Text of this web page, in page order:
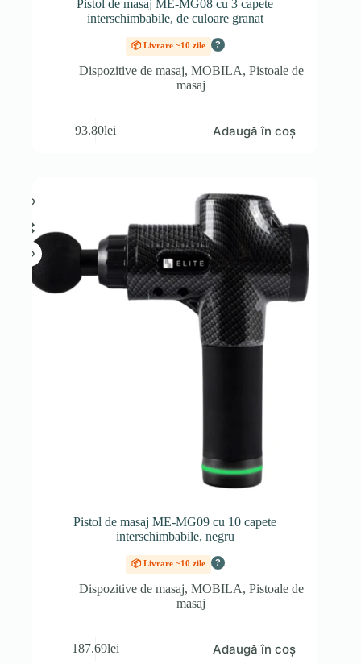
Pistol de masaj ME-MG08 cu 3 capete
interschimbabile, de culoare granat
📦 Livrare ~10 zile ?
Dispozitive de masaj, MOBILA, Pistoale de
masaj
93.80lei Adaugă în coș
Pistol de masaj ME-MG09 cu 10 capete
interschimbabile, negru
📦 Livrare ~10 zile ?
Dispozitive de masaj, MOBILA, Pistoale de
masaj
187.69lei Adaugă în coș